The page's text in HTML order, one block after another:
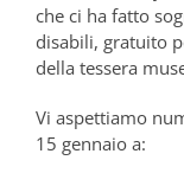
che ci ha fatto
disabili, gratuito
della tessera
Vi aspettiamo
15 gennaio a: